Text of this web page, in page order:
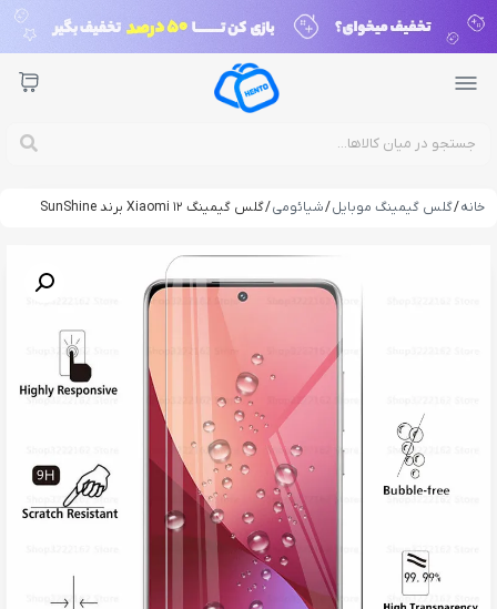
خانه/گلس گیمینگ موبایل/شیائومی/ گلس گیمینگ Xiaomi 12 برند SunShine